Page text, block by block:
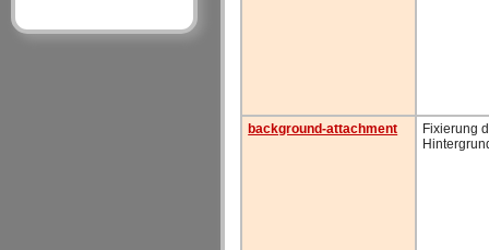
background-attachment
Fixierung